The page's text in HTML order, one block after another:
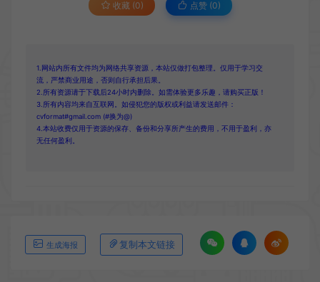
收藏 (0) 点赞 (0)
1.网站内所有文件均为网络共享资源，本站仅做打包整理。仅用于学习交
流，严禁商业用途，否则自行承担后果。
2.所有资源请于下载后24小时内删除。如需体验更多乐趣，请购买正版！
3.所有内容均来自互联网。如侵犯您的版权或利益请发送邮件：
cvformat#gmail.com (#换为@)
4.本站收费仅用于资源的保存、备份和分享所产生的费用，不用于盈利，亦
无任何盈利。
生成海报 复制本文链接